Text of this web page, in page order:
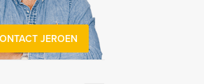
JEROEN